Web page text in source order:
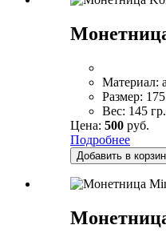
Материал:
Размер:
Вес: 145 гр.
Цена: 500 руб.
Подробнее
Добавить в